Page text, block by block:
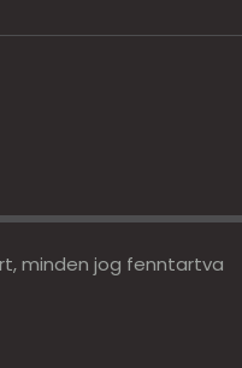
minden jog fenntartva